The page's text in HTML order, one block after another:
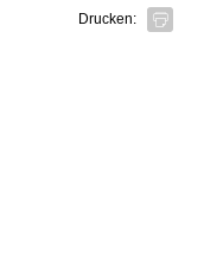
Drucken: